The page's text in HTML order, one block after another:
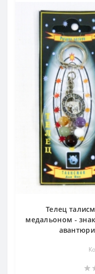
Телец
медальоном -